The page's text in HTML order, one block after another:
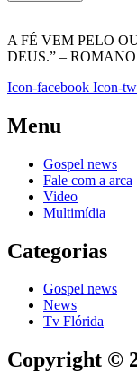
A FÉ VEM PELO
DEUS.” –
Icon-facebook Icon-
Menu
Gospel news
Fale com a arca
Video
Multimídia
Categorias
Gospel news
News
Tv Flórida
Copyright ©